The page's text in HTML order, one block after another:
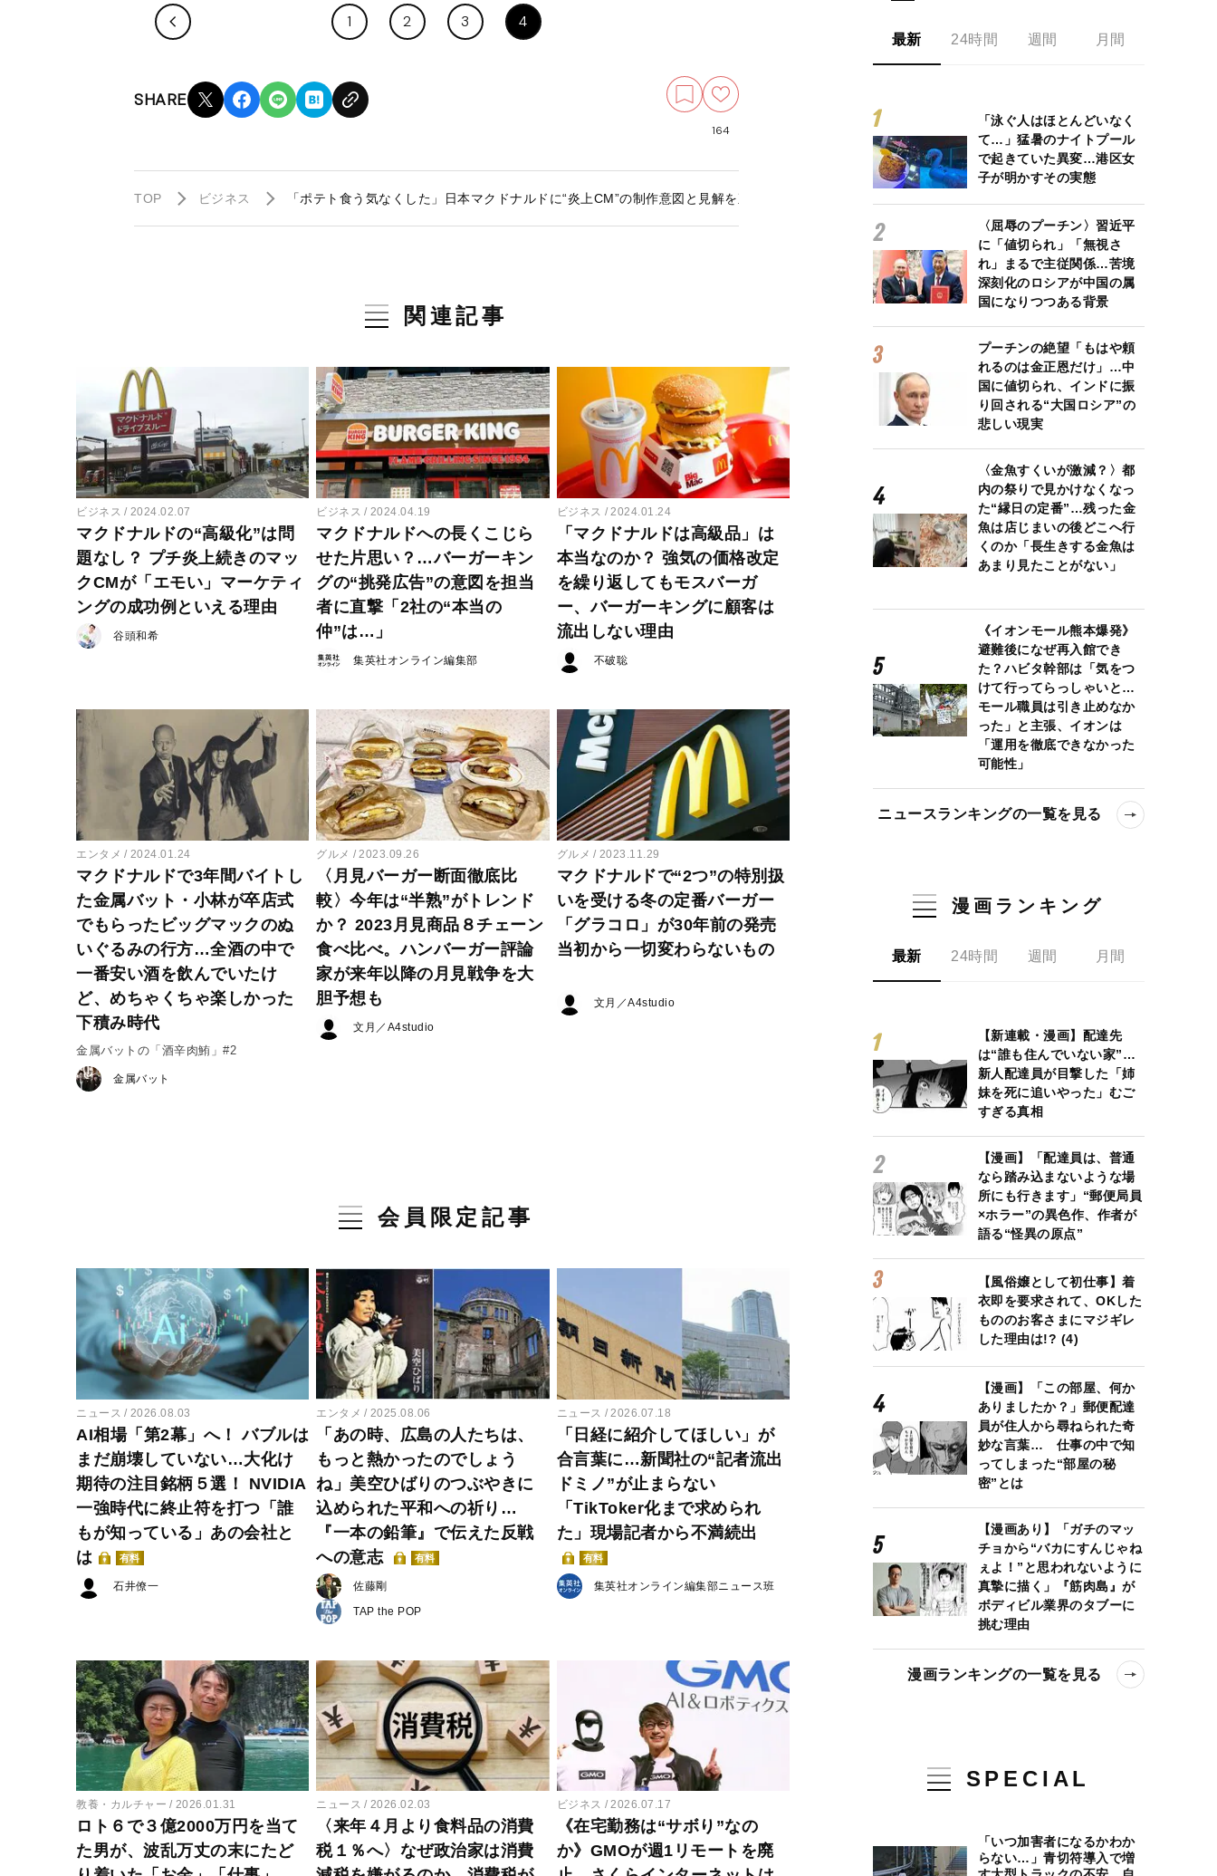
1 2 3 4
SHARE
164
TOP ビジネス 「ポテト食う気なくした」日本マクドナルドに“炎上CM”の制作意図と見解を直撃…生成AIとの向き合い方が今後のカギに
関連記事
ビジネス 2024.02.07
マクドナルドの“高級化”は問
題なし？ プチ炎上続きのマッ
クCMが「エモい」マーケティ
ングの成功例といえる理由
谷頭和希
ビジネス 2024.04.19
マクドナルドへの長くこじら
せた片思い？…バーガーキン
グの“挑発広告”の意図を担当
者に直撃「2社の“本当の
仲”は…」
集英社オンライン編集部
ビジネス 2024.01.24
「マクドナルドは高級品」は
本当なのか？ 強気の価格改定
を繰り返してもモスバーガ
ー、バーガーキングに顧客は
流出しない理由
不破聡
エンタメ 2024.01.24
マクドナルドで3年間バイトし
た金属バット・小林が卒店式
でもらったビッグマックのぬ
いぐるみの行方…全酒の中で
一番安い酒を飲んでいたけ
ど、めちゃくちゃ楽しかった
下積み時代
金属バットの「酒辛肉鮪」#2
金属バット
グルメ 2023.09.26
〈月見バーガー断面徹底比
較〉今年は“半熟”がトレンド
か？ 2023月見商品８チェーン
食べ比べ。ハンバーガー評論
家が来年以降の月見戦争を大
胆予想も
文月／A4studio
グルメ 2023.11.29
マクドナルドで“2つ”の特別扱
いを受ける冬の定番バーガー
「グラコロ」が30年前の発売
当初から一切変わらないもの
文月／A4studio
会員限定記事
ニュース 2026.08.03
AI相場「第2幕」へ！ バブルは
まだ崩壊していない…大化け
期待の注目銘柄５選！ NVIDIA
一強時代に終止符を打つ「誰
もが知っている」あの会社と
は
有料
石井僚一
エンタメ 2025.08.06
「あの時、広島の人たちは、
もっと熱かったのでしょう
ね」美空ひばりのつぶやきに
込められた平和への祈り…
『一本の鉛筆』で伝えた反戦
への意志
有料
佐藤剛
TAP the POP
ニュース 2026.07.18
「日経に紹介してほしい」が
合言葉に…新聞社の“記者流出
ドミノ”が止まらない
「TikToker化まで求められ
た」現場記者から不満続出
有料
集英社オンライン編集部ニュース班
教養・カルチャー 2026.01.31
ロト６で３億2000万円を当て
た男が、波乱万丈の末にたど
ニュース 2026.02.03
〈来年４月より食料品の消費
税１％へ〉なぜ政治家は消費
ビジネス 2026.07.17
《在宅勤務は“サボり”なの
か》GMOが週1リモートを廃
最新 24時間 週間 月間
「泳ぐ人はほとんどいなく
て…」猛暑のナイトプール
で起きていた異変…港区女
子が明かすその実態
〈屈辱のプーチン〉習近平
に「値切られ」「無視さ
れ」まるで主従関係…苦境
深刻化のロシアが中国の属
国になりつつある背景
プーチンの絶望「もはや頼
れるのは金正恩だけ」…中
国に値切られ、インドに振
り回される“大国ロシア”の
悲しい現実
〈金魚すくいが激減？〉都
内の祭りで見かけなくなっ
た“縁日の定番”…残った金
魚は店じまいの後どこへ行
くのか「長生きする金魚は
あまり見たことがない」
《イオンモール熊本爆発》
避難後になぜ再入館でき
た？ハビタ幹部は「気をつ
けて行ってらっしゃいと…
モール職員は引き止めなか
った」と主張、イオンは
「運用を徹底できなかった
可能性」
ニュースランキングの一覧を見る
漫画ランキング
最新 24時間 週間 月間
【新連載・漫画】配達先
は“誰も住んでいない家”…
新人配達員が目撃した「姉
妹を死に追いやった」むご
すぎる真相
【漫画】「配達員は、普通
なら踏み込まないような場
所にも行きます」“郵便局員
×ホラー”の異色作、作者が
語る“怪異の原点”
【風俗嬢として初仕事】着
衣即を要求されて、OKした
もののお客さまにマジギレ
した理由は!? (4)
【漫画】「この部屋、何か
ありましたか？」郵便配達
員が住人から尋ねられた奇
妙な言葉… 仕事の中で知
ってしまった“部屋の秘
密”とは
【漫画あり】「ガチのマッ
チョから“バカにすんじゃね
ぇよ！”と思われないように
真摯に描く」『筋肉島』が
ボディビル業界のタブーに
挑む理由
漫画ランキングの一覧を見る
SPECIAL
「いつ加害者になるかわか
らない…」青切符導入で増